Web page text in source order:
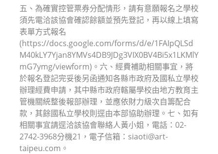
五、為確實控管票券分配情形，請有意願報名之學校
須先電洽該協會確認餘額並預先登記，再以線上填寫
表單方式報名
(https://docs.google.com/forms/d/e/1FAIpQLSd
M40kLY7Yjan8YMVs4DB9JDg3VIX0BV4Bi5x1LKMlY
mG7ymg/viewform)。六、經費補助相關事宜，將
於報名登記完妥後另函通知各縣市政府及國私立學校
辦理經費申請，其中縣市政府轄屬學校由地方教育主
管機關統整後報部辦理，並應依財力級次自籌配合
款，其餘國私立學校則逕由本部協助辦理。七、如有
相關事宜請逕洽該協會聯絡人黃小姐，電話：02-
2742-3968分機21，電子信箱：siaoti@art-
taipeu.com。